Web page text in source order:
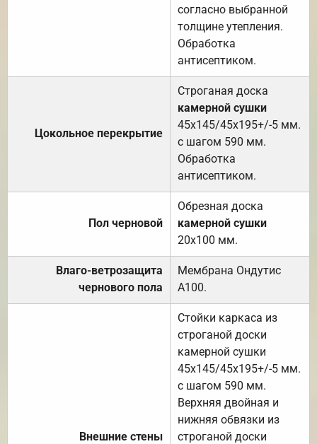
согласно выбранной
толщине утепления.
Обработка
антисептиком.
Цокольное перекрытие
Строганая доска
камерной сушки
45х145/45х195+/-5 мм.
с шагом 590 мм.
Обработка
антисептиком.
Пол черновой
Обрезная доска
камерной сушки
20х100 мм.
Влаго-ветрозащита
чернового пола
Мембрана Ондутис
А100.
Внешние стены
Стойки каркаса из
строганой доски
камерной сушки
45х145/45х195+/-5 мм.
с шагом 590 мм.
Верхняя двойная и
нижняя обвязки из
строганой доски